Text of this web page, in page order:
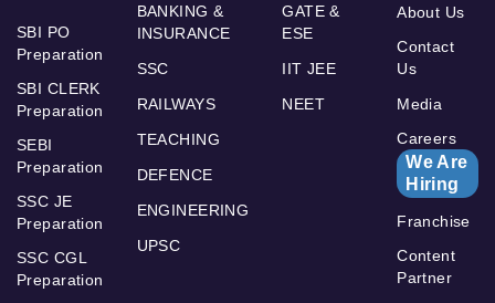
SBI PO
Preparation
SBI CLERK
Preparation
SEBI
Preparation
SSC JE
Preparation
SSC CGL
Preparation
BANKING &
INSURANCE
SSC
RAILWAYS
TEACHING
DEFENCE
ENGINEERING
UPSC
GATE &
ESE
IIT JEE
NEET
About Us
Contact
Us
Media
Careers
We Are
Hiring
Franchise
Content
Partner